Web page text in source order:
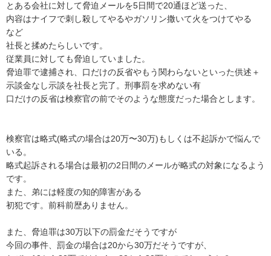
とある会社に対して脅迫メールを5日間で20通ほど送った、
内容はナイフで刺し殺してやるやガソリン撒いて火をつけてやる
など
社長と揉めたらしいです。
従業員に対しても脅迫していました。
脅迫罪で逮捕され、口だけの反省やもう関わらないといった供述＋
示談金なし示談を社長と完了。刑事罰を求めない有
口だけの反省は検察官の前でそのような態度だった場合とします。
検察官は略式(略式の場合は20万〜30万)もしくは不起訴かで悩んで
いる。
略式起訴される場合は最初の2日間のメールが略式の対象になるよう
です。
また、弟には軽度の知的障害がある
初犯です。前科前歴ありません。
また、脅迫罪は30万以下の罰金だそうですが
今回の事件、罰金の場合は20から30万だそうですが、